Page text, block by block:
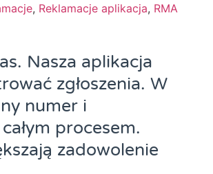
, Reklamacje aplikacja, RMA
Nasza aplikacja
zgłoszenia. W
numer i
procesem.
zadowolenie